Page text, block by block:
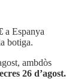
a Espanya
botiga.
ambdòs
26 d’agost.